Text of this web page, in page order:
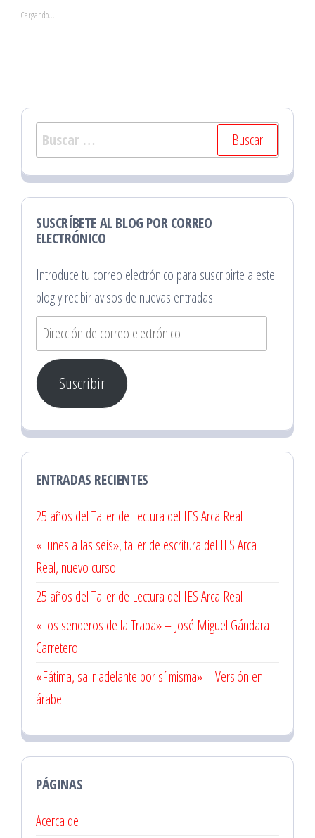
Cargando...
Buscar:
SUSCRÍBETE AL BLOG POR CORREO
ELECTRÓNICO
Introduce tu correo electrónico para suscribirte a este
blog y recibir avisos de nuevas entradas.
Dirección
de
correo
electrónico
Suscribir
ENTRADAS RECIENTES
25 años del Taller de Lectura del IES Arca Real
«Lunes a las seis», taller de escritura del IES Arca
Real, nuevo curso
25 años del Taller de Lectura del IES Arca Real
«Los senderos de la Trapa» – José Miguel Gándara
Carretero
«Fátima, salir adelante por sí misma» – Versión en
árabe
PÁGINAS
Acerca de